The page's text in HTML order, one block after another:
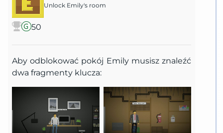
50
Unlock Emily's room
Aby odblokować pokój Emily musisz znaleźć
dwa fragmenty klucza: